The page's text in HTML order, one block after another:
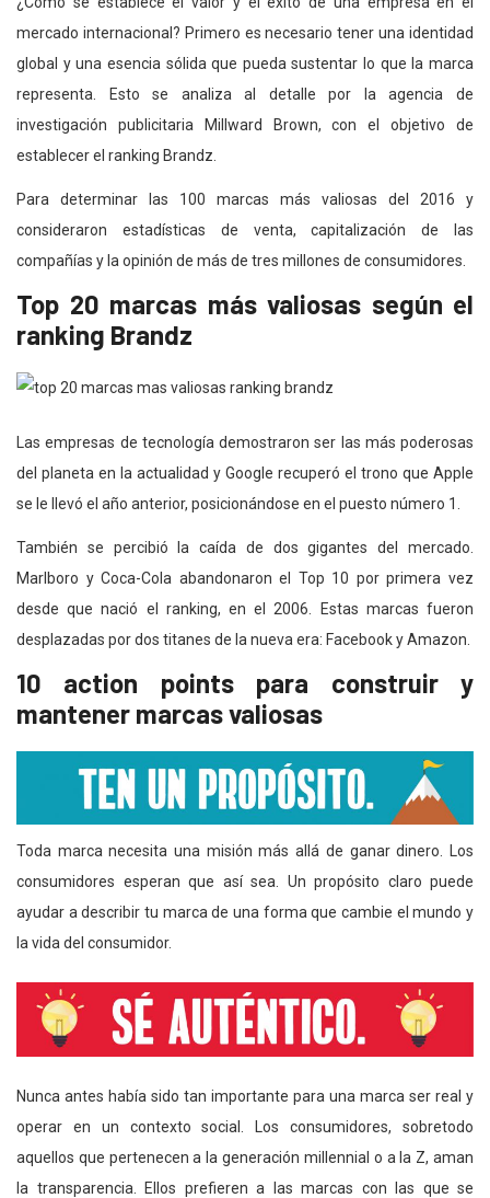
mercado internacional? Primero es necesario tener una identidad
global y una esencia sólida que pueda sustentar lo que la marca
representa. Esto se analiza al detalle por la agencia de
investigación publicitaria Millward Brown, con el objetivo de
establecer el ranking Brandz.
Para determinar las 100 marcas más valiosas del 2016 y
consideraron estadísticas de venta, capitalización de las
compañías y la opinión de más de tres millones de consumidores.
Top 20 marcas más valiosas según el
ranking Brandz
Las empresas de tecnología demostraron ser las más poderosas
del planeta en la actualidad y Google recuperó el trono que Apple
se le llevó el año anterior, posicionándose en el puesto número 1.
También se percibió la caída de dos gigantes del mercado.
Marlboro y Coca-Cola abandonaron el Top 10 por primera vez
desde que nació el ranking, en el 2006. Estas marcas fueron
desplazadas por dos titanes de la nueva era: Facebook y Amazon.
10 action points para construir y
mantener marcas valiosas
Toda marca necesita una misión más allá de ganar dinero. Los
consumidores esperan que así sea. Un propósito claro puede
ayudar a describir tu marca de una forma que cambie el mundo y
la vida del consumidor.
Nunca antes había sido tan importante para una marca ser real y
operar en un contexto social. Los consumidores, sobretodo
aquellos que pertenecen a la generación millennial o a la Z, aman
la transparencia. Ellos prefieren a las marcas con las que se